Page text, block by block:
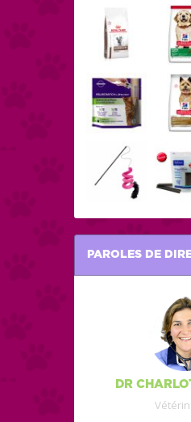
PAROLES DE
DR